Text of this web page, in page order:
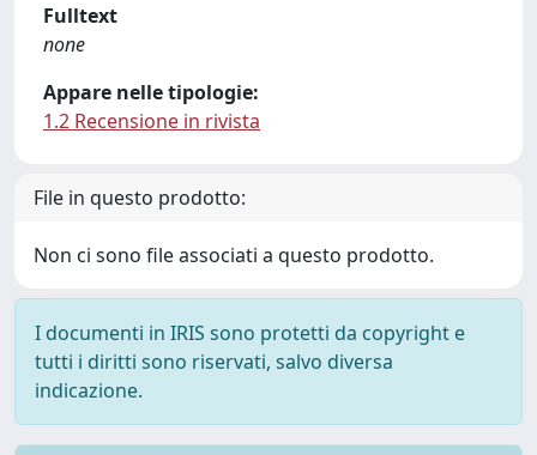
Fulltext
none
Appare nelle tipologie:
1.2 Recensione in rivista
File in questo prodotto:
Non ci sono file associati a questo prodotto.
I documenti in IRIS sono protetti da copyright e
tutti i diritti sono riservati, salvo diversa
indicazione.